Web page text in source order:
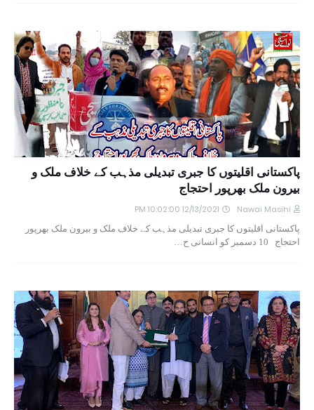
پاکستانی اقلیتوں کا جبری تبدیلی مذہب کے خلاف ملک و
بیرون ملک بھرپور احتجاج
Nawai Masihi
12/13/2021 10:02:00 PM
پاکستانی اقلیتوں کا جبری تبدیلی مذہب کے خلاف ملک و بیرون ملک بھرپور
احتجاج 10 دسمبر کو انسانی ح…